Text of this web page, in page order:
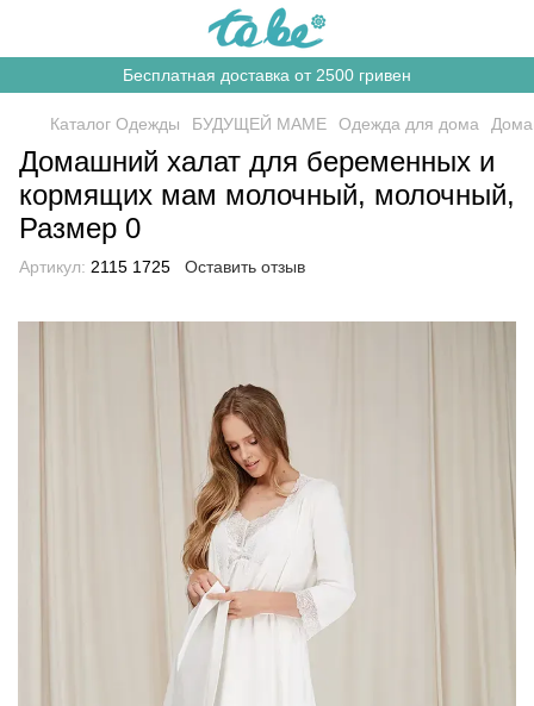
Бесплатная доставка от 2500 гривен
Каталог Одежды БУДУЩЕЙ МАМЕ Одежда для дома
Домашний халат для беременных и
кормящих мам молочный, молочный,
Размер 0
Артикул: 2115 1725 Оставить отзыв